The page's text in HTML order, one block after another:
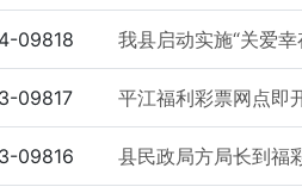
09818 我县启动实施“关爱幸
09817 平江福利彩票网点即
09816 县民政局方局长到福